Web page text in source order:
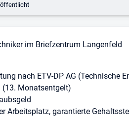
im Briefzentrum Langenfeld
nach ETV-DP AG (Technische
Monatsentgelt)
Arbeitsplatz, garantierte